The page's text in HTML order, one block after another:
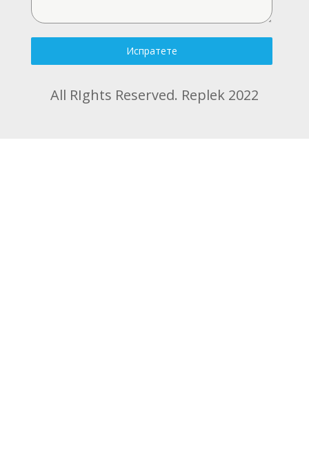
Испратете
All RIghts Reserved. Replek 2022